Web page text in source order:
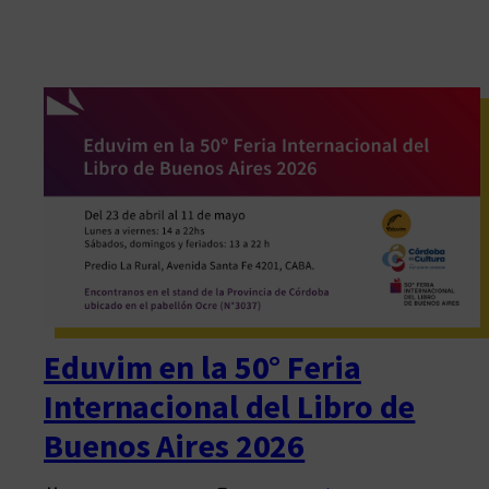
Eduvim en la 50° Feria
Internacional del Libro de
Buenos Aires 2026